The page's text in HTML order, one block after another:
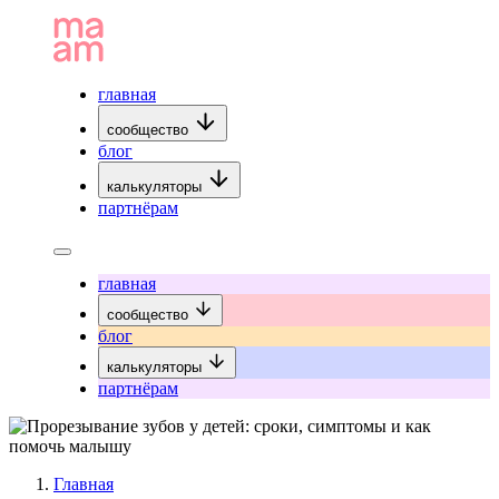
главная
сообщество
блог
калькуляторы
партнёрам
главная
сообщество
блог
калькуляторы
партнёрам
Главная